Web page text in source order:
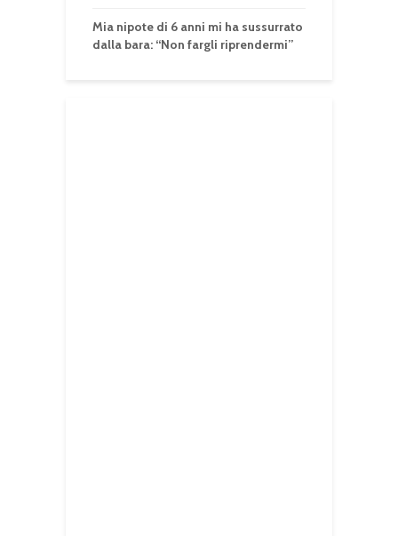
Mia nipote di 6 anni mi ha sussurrato
dalla bara: “Non fargli riprendermi”